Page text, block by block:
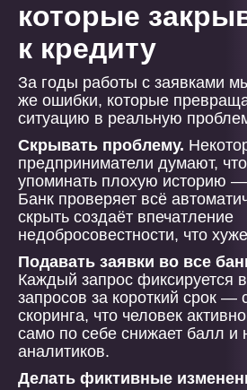
которые
к кредиту
За годы работы с заявками
же ошибки, которые
ситуацию в реальную
Скрывать проблему.
предприниматели думают,
упоминать плохую историю —
Банк проверяет всё
скрыть создаёт впечатление
недобросовестности, что
Подавать заявки во все
Каждый запрос фиксируется
запросов за короткий срок —
скоринга, что человек
само по себе снижает балл и
аналитиков.
Делать фиктивные